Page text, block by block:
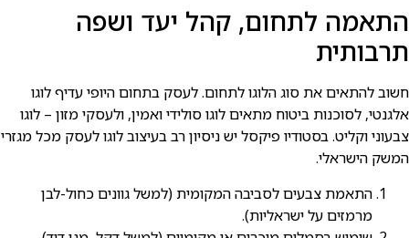
התאמה לתחום, קהל יעד ושפה
תרבותית
חשוב להתאים את סוג הלוגו לתחום. לעסק בתחום היופי עדיף לוגו
אלגנטי, לסוכנות ביטוח מתאים לוגו סולידי ואמין, ולעסקי מזון – לוגו
צבעוני וקליט. בסטודיו פיקסל יש ניסיון רב בעיצוב לוגו לעסק מכל מגזרי
המשק הישראלי.
התאמת צבעים לסביבה המקומית (למשל גוונים כחול-לבן
מרמזים על ישראליות).